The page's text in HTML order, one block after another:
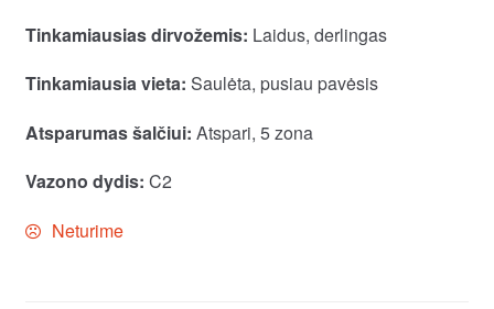
Tinkamiausias dirvožemis: Laidus, derlingas
Tinkamiausia vieta: Saulėta, pusiau pavėsis
Atsparumas šalčiui: Atspari, 5 zona
Vazono dydis: C2
Neturime